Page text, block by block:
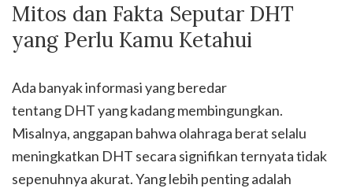
Mitos dan Fakta Seputar DHT
yang Perlu Kamu Ketahui
Ada banyak informasi yang beredar
tentang DHT yang kadang membingungkan.
Misalnya, anggapan bahwa olahraga berat selalu
meningkatkan DHT secara signifikan ternyata tidak
sepenuhnya akurat. Yang lebih penting adalah